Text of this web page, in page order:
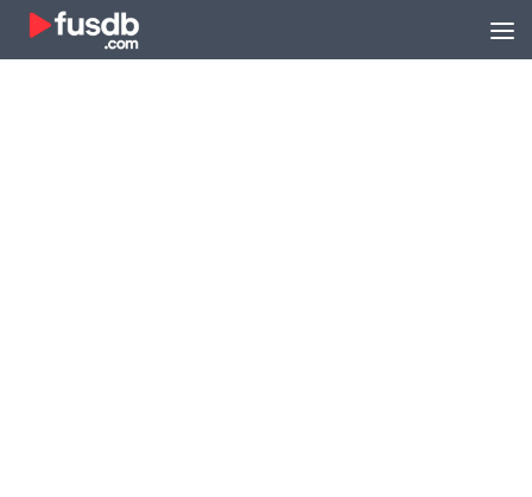
Zum Inhalt springen